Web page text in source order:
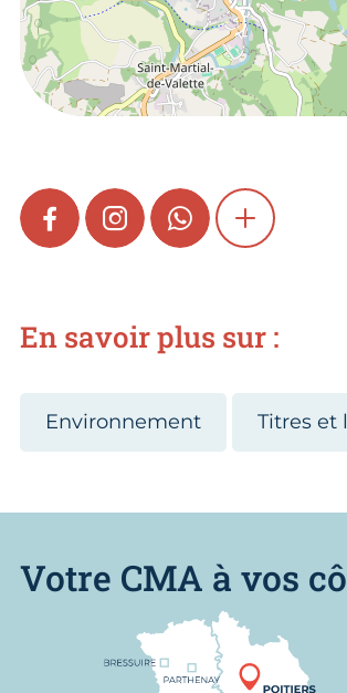
FACEBOOKINSTAGRAMWHATSAPPSHOW MORE
En savoir plus sur :
Environnement Titres et
Votre CMA à vos